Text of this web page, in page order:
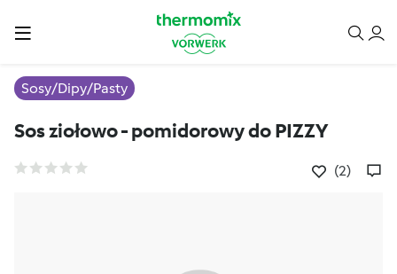
Sosy/Dipy/Pasty
Sos ziołowo - pomidorowy do PIZZY
(2)